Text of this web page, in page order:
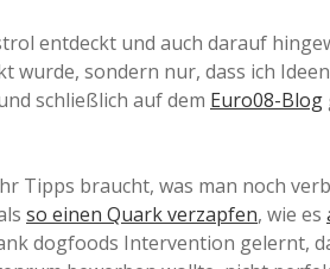
a
a
d
entdeckt und auch darauf
wurde, sondern nur, dass ich
schließlich auf dem Euro08-Blog
Tipps braucht, was man noch
so einen Quark verzapfen, wie es
dogfoods Intervention gelernt,